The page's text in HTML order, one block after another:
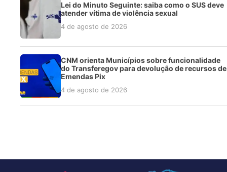
Lei do Minuto Seguinte: saiba como o SUS deve
atender vítima de violência sexual
4 de agosto de 2026
CNM orienta Municípios sobre funcionalidade
do Transferegov para devolução de recursos de
Emendas Pix
4 de agosto de 2026